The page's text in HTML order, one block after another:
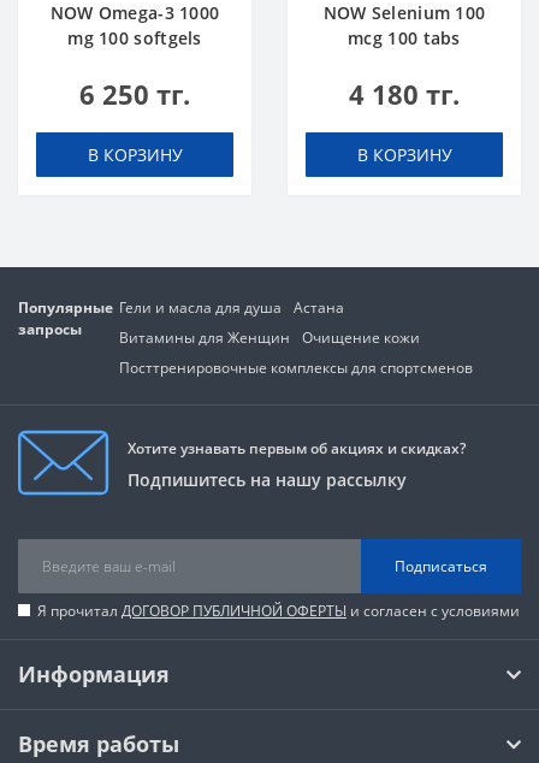
NOW Omega-3 1000
mg 100 softgels
6 250 тг.
В КОРЗИНУ
NOW Selenium 100
mcg 100 tabs
4 180 тг.
В КОРЗИНУ
Популярные
запросы
Гели и масла для душа
Астана
Витамины для Женщин
Очищение кожи
Посттренировочные комплексы для спортсменов
Хотите узнавать первым об акциях и скидках?
Подпишитесь на нашу рассылку
Подписаться
Я прочитал ДОГОВОР ПУБЛИЧНОЙ ОФЕРТЫ и согласен с условиями
Информация
Время работы